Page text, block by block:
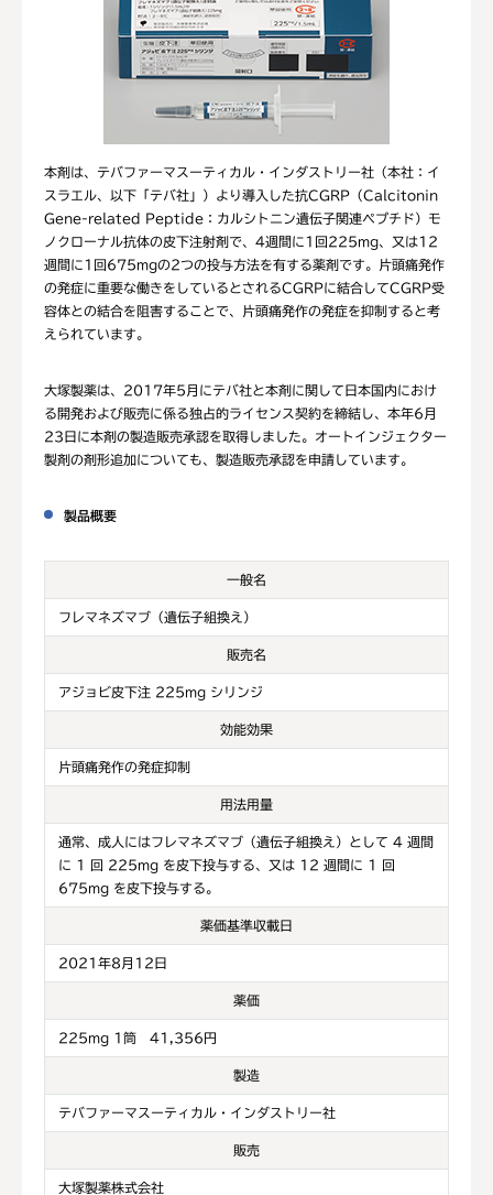
本剤は、テバファーマスーティカル・インダストリー社（本社：イ
スラエル、以下「テバ社」）より導入した抗CGRP（Calcitonin
Gene-related Peptide：カルシトニン遺伝子関連ペプチド）モ
ノクローナル抗体の皮下注射剤で、4週間に1回225mg、又は12
週間に1回675mgの2つの投与方法を有する薬剤です。片頭痛発作
の発症に重要な働きをしているとされるCGRPに結合してCGRP受
容体との結合を阻害することで、片頭痛発作の発症を抑制すると考
えられています。
大塚製薬は、2017年5月にテバ社と本剤に関して日本国内におけ
る開発および販売に係る独占的ライセンス契約を締結し、本年6月
23日に本剤の製造販売承認を取得しました。オートインジェクター
製剤の剤形追加についても、製造販売承認を申請しています。
製品概要
一般名
フレマネズマブ（遺伝子組換え）
販売名
アジョビ皮下注 225mg シリンジ
効能効果
片頭痛発作の発症抑制
用法用量
通常、成人にはフレマネズマブ（遺伝子組換え）として 4 週間
に 1 回 225mg を皮下投与する、又は 12 週間に 1 回
675mg を皮下投与する。
薬価基準収載日
2021年8月12日
薬価
225mg 1筒 41,356円
製造
テバファーマスーティカル・インダストリー社
販売
大塚製薬株式会社